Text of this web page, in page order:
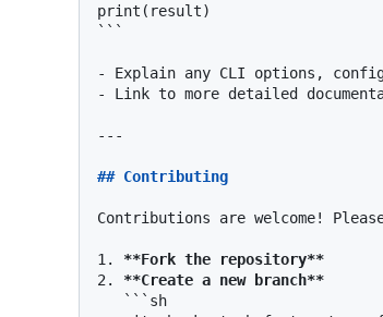
print(result)
```
-
-
Link to more detailed
---
## Contributing
Contributions are welcome!
1.
**Fork the repository**
2.
**Create a new branch**
```sh